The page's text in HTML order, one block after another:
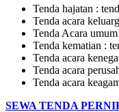
Tenda hajatan :
Tenda acara
Tenda Acara
Tenda kematian :
Tenda acara
Tenda acara
Tenda acara
SEWA TENDA